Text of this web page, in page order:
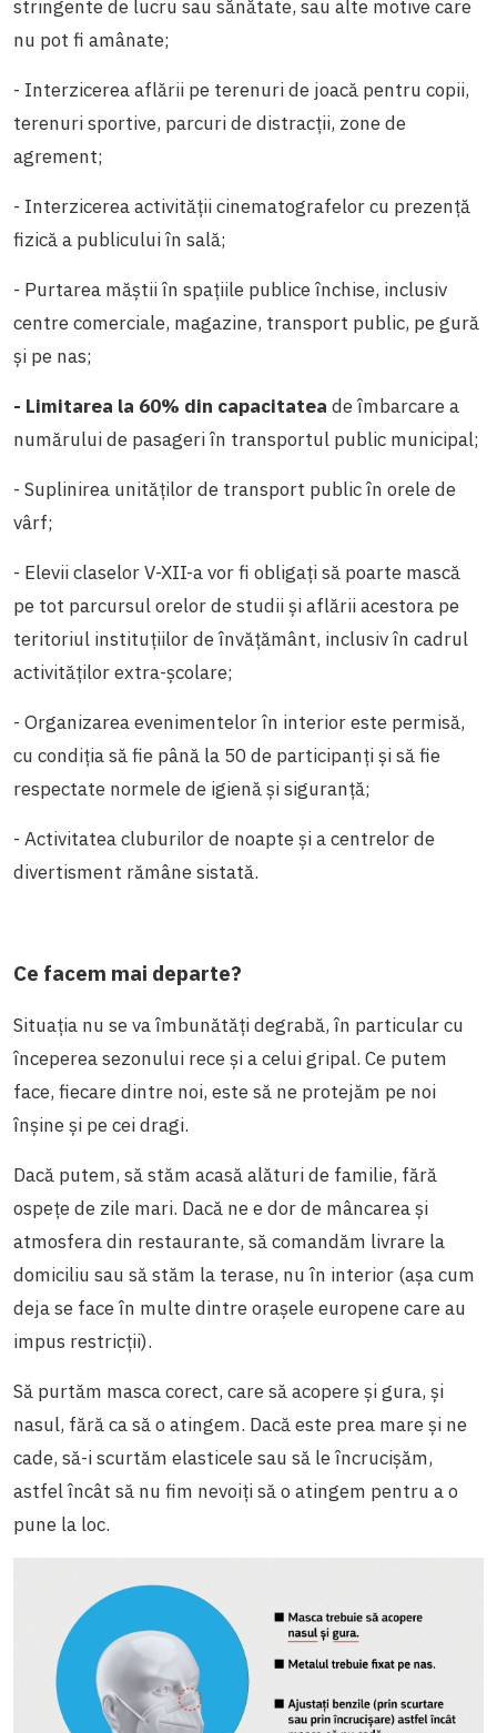
stringente de lucru sau sănătate, sau alte motive care
nu pot fi amânate;
- Interzicerea aflării pe terenuri de joacă pentru copii,
terenuri sportive, parcuri de distracții, zone de
agrement;
- Interzicerea activității cinematografelor cu prezență
fizică a publicului în sală;
- Purtarea măștii în spațiile publice închise, inclusiv
centre comerciale, magazine, transport public, pe gură
și pe nas;
- Limitarea la 60% din capacitatea de îmbarcare a
numărului de pasageri în transportul public municipal;
- Suplinirea unităților de transport public în orele de
vârf;
- Elevii claselor V-XII-a vor fi obligați să poarte mască
pe tot parcursul orelor de studii și aflării acestora pe
teritoriul instituțiilor de învățământ, inclusiv în cadrul
activităților extra-școlare;
- Organizarea evenimentelor în interior este permisă,
cu condiția să fie până la 50 de participanți și să fie
respectate normele de igienă și siguranță;
- Activitatea cluburilor de noapte și a centrelor de
divertisment rămâne sistată.
Ce facem mai departe?
Situația nu se va îmbunătăți degrabă, în particular cu
începerea sezonului rece și a celui gripal. Ce putem
face, fiecare dintre noi, este să ne protejăm pe noi
înșine și pe cei dragi.
Dacă putem, să stăm acasă alături de familie, fără
ospețe de zile mari. Dacă ne e dor de mâncarea și
atmosfera din restaurante, să comandăm livrare la
domiciliu sau să stăm la terase, nu în interior (așa cum
deja se face în multe dintre orașele europene care au
impus restricții).
Să purtăm masca corect, care să acopere și gura, și
nasul, fără ca să o atingem. Dacă este prea mare și ne
cade, să-i scurtăm elasticele sau să le încrucișăm,
astfel încât să nu fim nevoiți să o atingem pentru a o
pune la loc.